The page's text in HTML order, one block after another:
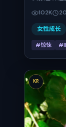
关系线。
景为中国
张弛有度。
102K
女性成长
#惊悚
KR